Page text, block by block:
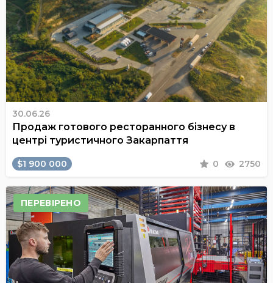
30.06.26
Продаж готового ресторанного бізнесу в
центрі туристичного Закарпаття
$1 900 000 0 2750
ПЕРЕВІРЕНО